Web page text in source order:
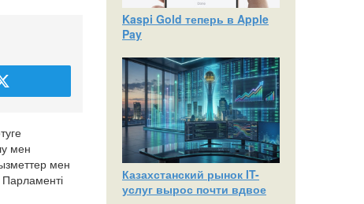
мен
мен
Kaspi Gold теперь в Apple
Pay
Казахстанский рынок IT-
услуг вырос почти вдвое